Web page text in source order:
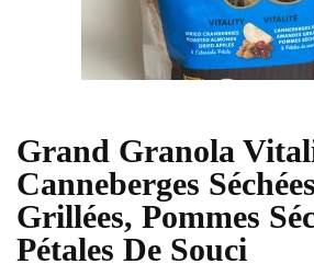
Grand Granola
Canneberges
Grillées, Pommes
Pétales De Souci